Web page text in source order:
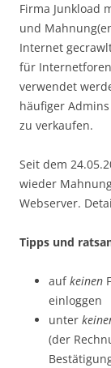
Firma Junkload
und
Internet
für
verwendet
häufiger
zu verkaufen.
Seit dem
wieder
Webserver.
Tipps und
aufkeinen
einloggen
unter
(der